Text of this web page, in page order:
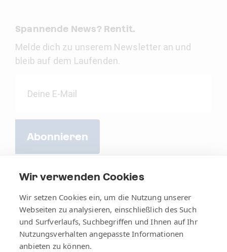
Wir verwenden Cookies
Wir setzen Cookies ein, um die Nutzung unserer
Webseiten zu analysieren, einschließlich des Such
und Surfverlaufs, Suchbegriffen und Ihnen auf Ihr
Nutzungsverhalten angepasste Informationen
anbieten zu können.
Spannende News? Rentit.
Melde dich zu unserem Newsletter an und
bleib auf dem Laufenden.
Abonnieren